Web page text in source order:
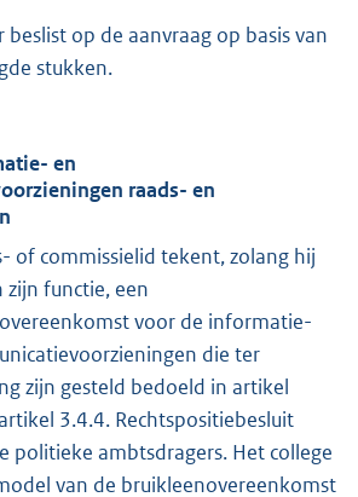
beslist op de aanvraag op basis van
stukken.
en
raads- en
of commissielid tekent, zolang hij
zijn functie, een
voor de informatie-
die ter
zijn gesteld bedoeld in artikel
3.4.4. Rechtspositiebesluit
politieke ambtsdragers. Het college
van de bruikleenovereenkomst